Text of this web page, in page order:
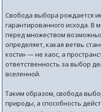
Свобода выбора рождается
гарантированного исхода. В
перед множеством
определяет, какая ветвь
кости» — не хаос, а
ответственность за выбор
вселенной.
Таким образом, свобода
природы, а способность